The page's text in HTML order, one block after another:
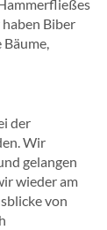
Biber
der
Wir
gelangen
wieder am
von